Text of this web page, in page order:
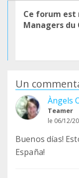
Ce forum est
Managers du
Un
Àngels
Teamer
le 06/12/
Buenos días!
España!